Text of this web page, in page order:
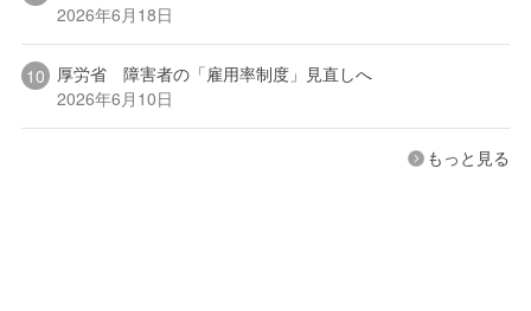
2026年6月18日
厚労省 障害者の「雇用率制度」見直しへ
2026年6月10日
もっと見る